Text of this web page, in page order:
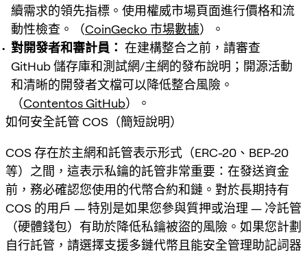
續需求的領先指標。使用權威市場頁面進行價格和流
動性檢查。（CoinGecko 市場數據）。
對開發者和審計員： 在建構整合之前，請審查
GitHub 儲存庫和測試網/主網的發布說明；開源活動
和清晰的開發者文檔可以降低整合風險。
（Contentos GitHub）。
如何安全託管 COS（簡短說明）
COS 存在於主網和託管表示形式（ERC-20、BEP-20
等）之間，這表示私鑰的託管非常重要：在發送資金
前，務必確認您使用的代幣合約和鏈。對於長期持有
COS 的用戶 — 特別是如果您參與質押或治理 — 冷託管
（硬體錢包）有助於降低私鑰被盜的風險。如果您計劃
自行託管，請選擇支援多鏈代幣且能安全管理助記詞器